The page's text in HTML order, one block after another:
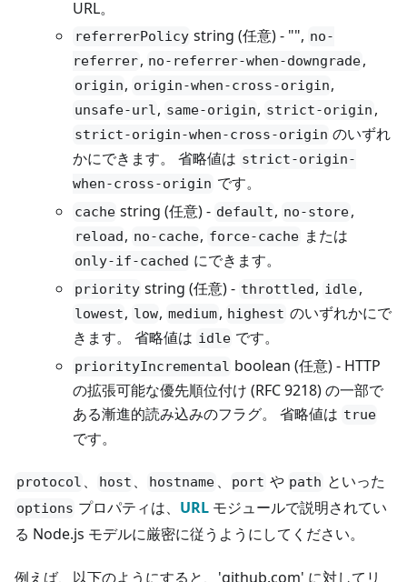
URL。
referrerPolicy string (任意) - "", no-
referrer, no-referrer-when-downgrade,
origin, origin-when-cross-origin,
unsafe-url, same-origin, strict-origin ,
strict-origin-when-cross-origin のいずれ
かにできます。 省略値は strict-origin-
when-cross-origin です。
cache string (任意) - default, no-store,
reload, no-cache, force-cache または
only-if-cached にできます。
priority string (任意) - throttled, idle,
lowest, low, medium, highest のいずれかにで
きます。 省略値は idle です。
priorityIncremental boolean (任意) - HTTP
の拡張可能な優先順位付け (RFC 9218) の一部で
ある漸進的読み込みのフラグ。 省略値は true
です。
protocol 、 host 、 hostname 、 port や path といった
options プロパティは、 URL モジュールで説明されてい
る Node.js モデルに厳密に従うようにしてください。
例えば、以下のようにすると、'github.com' に対してリ